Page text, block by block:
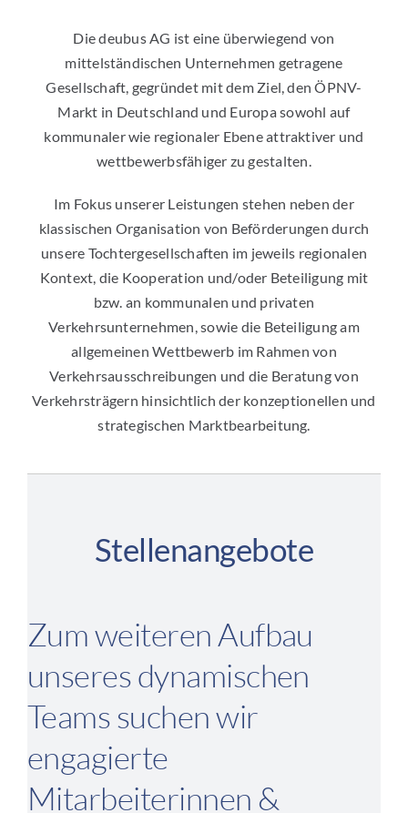
Die deubus AG ist eine überwiegend von
mittelständischen Unternehmen getragene
Gesellschaft, gegründet mit dem Ziel, den ÖPNV-
Markt in Deutschland und Europa sowohl auf
kommunaler wie regionaler Ebene attraktiver und
wettbewerbsfähiger zu gestalten.
Im Fokus unserer Leistungen stehen neben der
klassischen Organisation von Beförderungen durch
unsere Tochtergesellschaften im jeweils regionalen
Kontext, die Kooperation und/oder Beteiligung mit
bzw. an kommunalen und privaten
Verkehrsunternehmen, sowie die Beteiligung am
allgemeinen Wettbewerb im Rahmen von
Verkehrsausschreibungen und die Beratung von
Verkehrsträgern hinsichtlich der konzeptionellen und
strategischen Marktbearbeitung.
Stellenangebote
Zum weiteren Aufbau
unseres dynamischen
Teams suchen wir
engagierte
Mitarbeiterinnen &